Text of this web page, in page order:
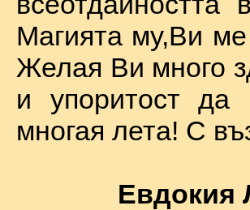
Магията му,Ви
Желая Ви много
и упоритост да
многая лета! С
Евдокия